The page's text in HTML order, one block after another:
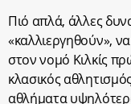
Πιό απλά, άλλες
«καλλιεργηθούν»,
στον νομό Κιλκίς
κλασικός
αθλήματα